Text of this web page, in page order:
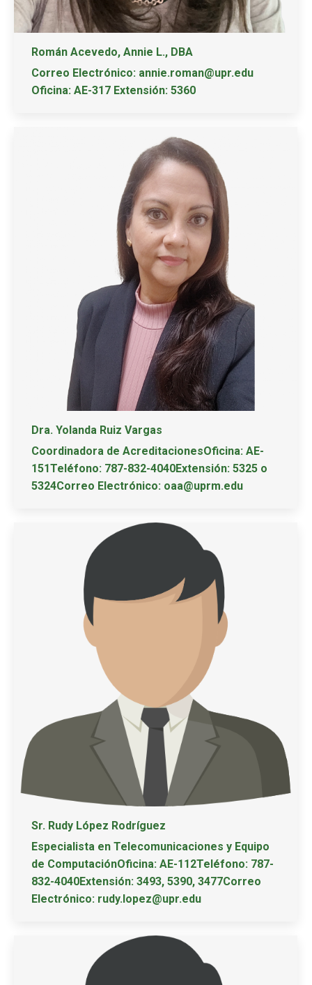
Román Acevedo, Annie L., DBA
Correo Electrónico: annie.roman@upr.edu
Oficina: AE-317 Extensión: 5360
Dra. Yolanda Ruiz Vargas
Coordinadora de AcreditacionesOficina: AE-
151Teléfono: 787-832-4040Extensión: 5325 o
5324Correo Electrónico: oaa@uprm.edu
Sr. Rudy López Rodríguez
Especialista en Telecomunicaciones y Equipo
de ComputaciónOficina: AE-112Teléfono: 787-
832-4040Extensión: 3493, 5390, 3477Correo
Electrónico: rudy.lopez@upr.edu